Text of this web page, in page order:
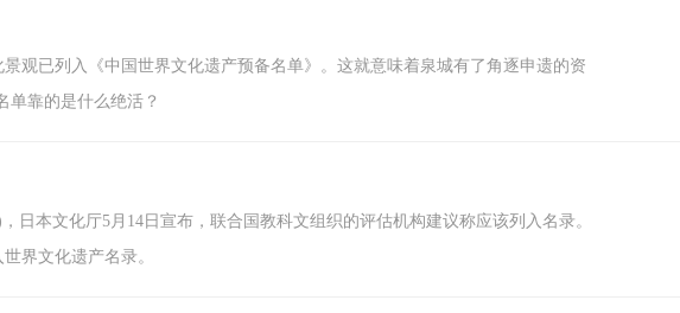
观已列入《中国世界文化遗产预备名单》。这就意味着泉城有了角逐申遗的资
单靠的是什么绝活？
日本文化厅5月14日宣布，联合国教科文组织的评估机构建议称应该列入名录。
界文化遗产名录。